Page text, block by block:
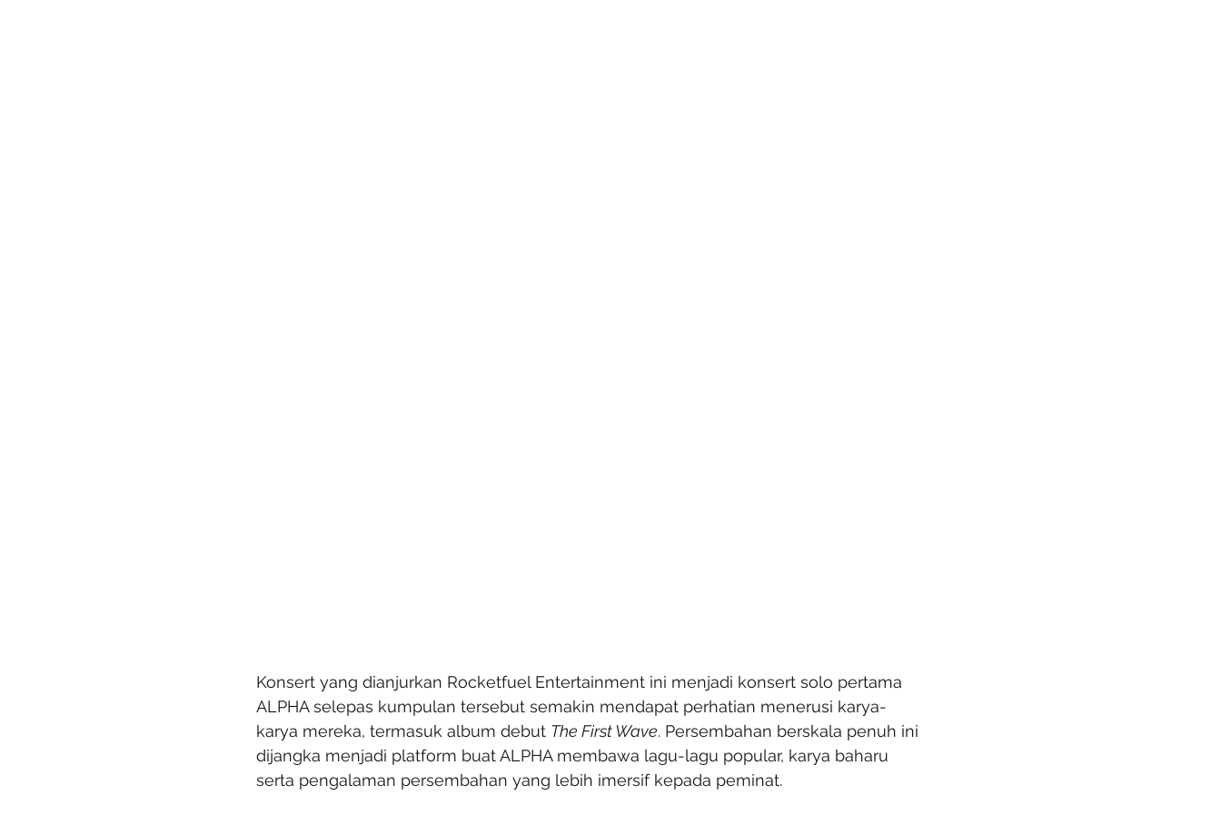
Konsert yang dianjurkan Rocketfuel Entertainment ini menjadi konsert solo pertama
ALPHA selepas kumpulan tersebut semakin mendapat perhatian menerusi karya-
karya mereka, termasuk album debut The First Wave. Persembahan berskala penuh ini
dijangka menjadi platform buat ALPHA membawa lagu-lagu popular, karya baharu
serta pengalaman persembahan yang lebih imersif kepada peminat.